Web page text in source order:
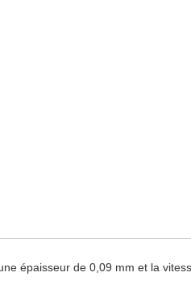
épaisseur de 0,09 mm et la